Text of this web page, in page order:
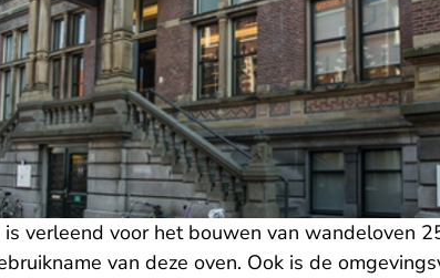
verleend voor het bouwen van wandeloven
van deze oven. Ook is de